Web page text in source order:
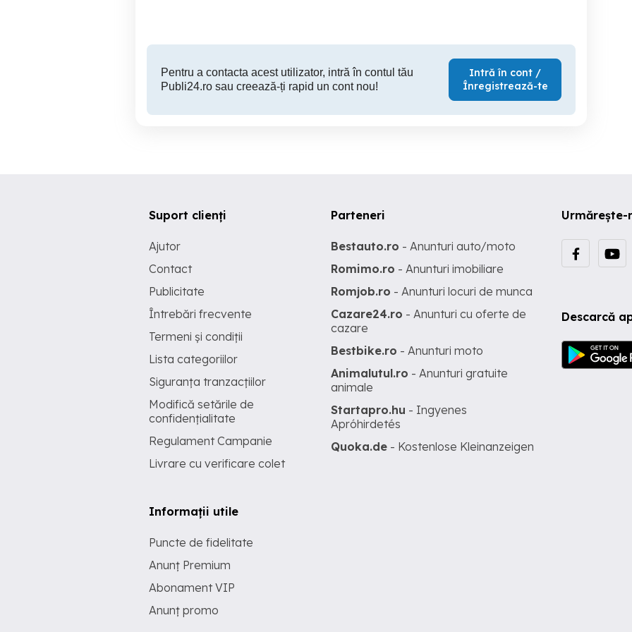
Pentru a contacta acest utilizator, intră în contul tău
Publi24.ro sau creează-ți rapid un cont nou!
Intră în cont /
Înregistrează-te
Urmărește-
Descarcă
Suport clienți
Ajutor
Contact
Publicitate
Întrebări frecvente
Termeni și condiții
Lista categoriilor
Siguranța tranzacțiilor
Modifică setările de
confidențialitate
Regulament Campanie
Livrare cu verificare colet
Informații utile
Puncte de fidelitate
Anunț Premium
Abonament VIP
Anunț promo
Parteneri
Bestauto.ro - Anunturi auto/moto
Romimo.ro - Anunturi imobiliare
Romjob.ro - Anunturi locuri de munca
Cazare24.ro - Anunturi cu oferte de
cazare
Bestbike.ro - Anunturi moto
Animalutul.ro - Anunturi gratuite
animale
Startapro.hu - Ingyenes
Apróhirdetés
Quoka.de - Kostenlose Kleinanzeigen